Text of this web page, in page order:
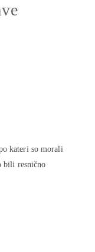
kateri so morali
bili resnično